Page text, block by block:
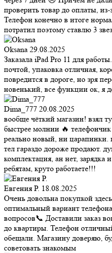
проверить товар до оплаты,
Телефон конечно в итоге
потратил поэтому ставлю 3
Oksana 29.08.2025
Заказала iPad Pro 11 для
почтой, упаковка отличная,
повредится в дороге, но зря
новенький, все функции ок, я
Dima_777 20.08.2025
вообще чёткий магазин! взял
быстрее молнии 🔥
реально новый, ни царапинки.
тел гараздо дороже продают.
комплектация, ан нет, зарядка
ребятам, круто работаете!!!
Евгения Р. 18.08.2025
Очень довольна покупкой
оптимальный вариант
вопросов📞 Доставили заказ
до квартиры. Телефон
обещали. Магазину доверяю,
советовать знакомым